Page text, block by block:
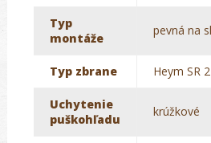
Typ
montáže
pevná na
Typ zbrane Heym SR
Uchytenie
puškohľadu
krúžkové